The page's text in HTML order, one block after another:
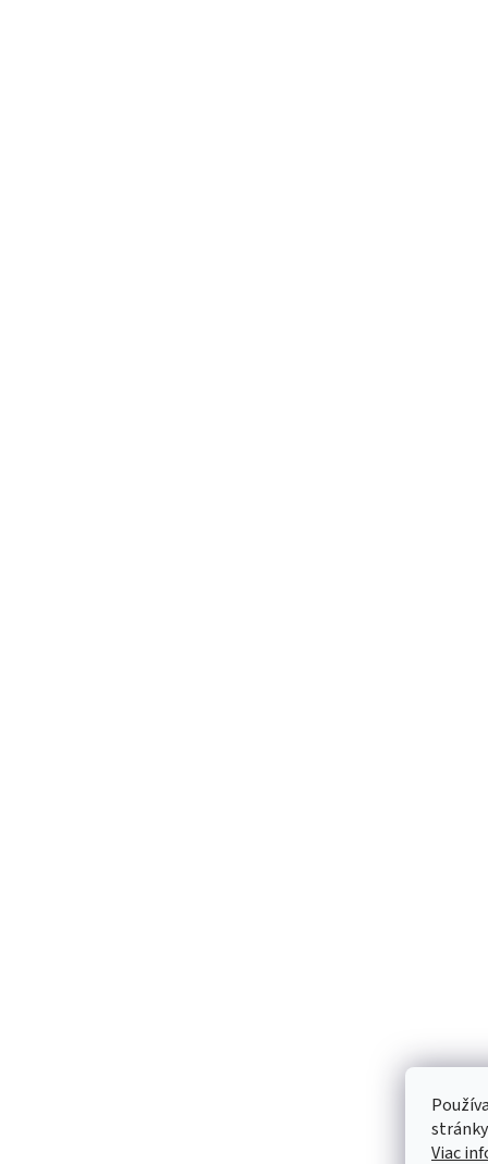
Viac